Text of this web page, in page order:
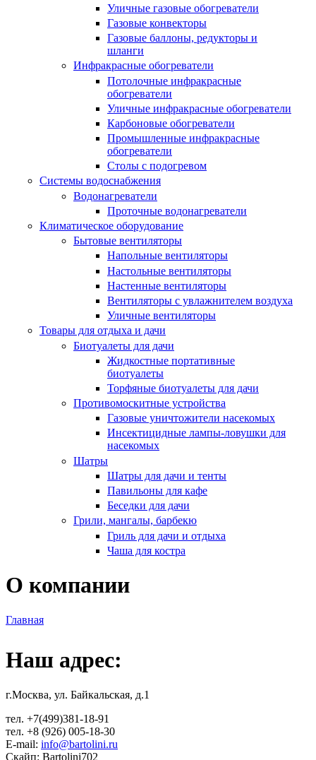
Уличные газовые обогреватели
Газовые конвекторы
Газовые баллоны, редукторы и
шланги
Инфракрасные обогреватели
Потолочные инфракрасные
обогреватели
Уличные инфракрасные обогреватели
Карбоновые обогреватели
Промышленные инфракрасные
обогреватели
Столы с подогревом
Системы водоснабжения
Водонагреватели
Проточные водонагреватели
Климатическое оборудование
Бытовые вентиляторы
Напольные вентиляторы
Настольные вентиляторы
Настенные вентиляторы
Вентиляторы с увлажнителем воздуха
Уличные вентиляторы
Товары для отдыха и дачи
Биотуалеты для дачи
Жидкостные портативные
биотуалеты
Торфяные биотуалеты для дачи
Противомоскитные устройства
Газовые уничтожители насекомых
Инсектицидные лампы-ловушки для
насекомых
Шатры
Шатры для дачи и тенты
Павильоны для кафе
Беседки для дачи
Грили, мангалы, барбекю
Гриль для дачи и отдыха
Чаша для костра
О компании
Главная
Наш адрес:
г.Москва, ул. Байкальская, д.1
тел. +7(499)381-18-91
тел. +8 (926) 005-18-30
E-mail: info@bartolini.ru
Скайп: Bartolini702